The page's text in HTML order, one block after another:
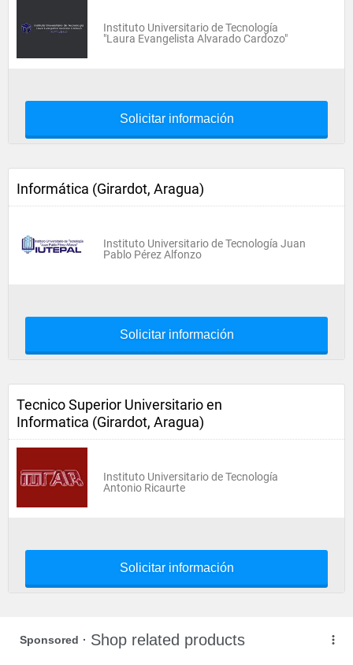
Instituto Universitario de Tecnología
"Laura Evangelista Alvarado Cardozo"
Solicitar información
Informática (Girardot, Aragua)
Instituto Universitario de Tecnología Juan
Pablo Pérez Alfonzo
Solicitar información
Tecnico Superior Universitario en
Informatica (Girardot, Aragua)
Instituto Universitario de Tecnología
Antonio Ricaurte
Solicitar información